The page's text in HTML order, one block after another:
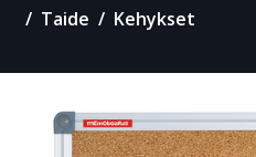
Taide Kehykset